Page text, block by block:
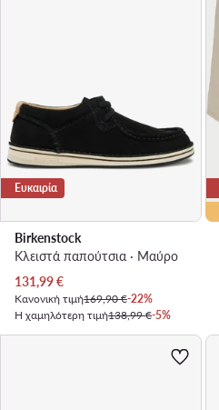
Ευκαιρία
Birkenstock
Κλειστά παπούτσια · Μαύρο
Τρέχουσα τιμή
131,99€
Κανονική τιμή169,90 €-22%
Η χαμηλότερη τιμή138,99 €-5%